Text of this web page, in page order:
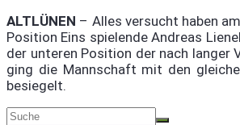
ALTLÜNEN – Alles versucht haben
Position Eins spielende Andreas
der unteren Position der nach langer
ging die Mannschaft mit den
besiegelt.